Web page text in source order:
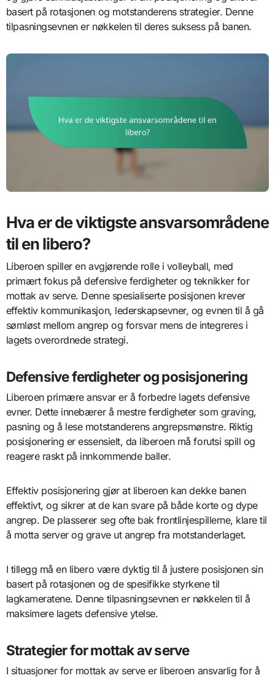
basert på rotasjonen og motstanderens strategier. Denne
tilpasningsevnen er nøkkelen til deres suksess på banen.
Hva er de viktigste ansvarsområdene
til en libero?
Liberoen spiller en avgjørende rolle i volleyball, med
primært fokus på defensive ferdigheter og teknikker for
mottak av serve. Denne spesialiserte posisjonen krever
effektiv kommunikasjon, lederskapsevner, og evnen til å gå
sømløst mellom angrep og forsvar mens de integreres i
lagets overordnede strategi.
Defensive ferdigheter og posisjonering
Liberoen primære ansvar er å forbedre lagets defensive
evner. Dette innebærer å mestre ferdigheter som graving,
pasning og å lese motstanderens angrepsmønstre. Riktig
posisjonering er essensielt, da liberoen må forutsi spill og
reagere raskt på innkommende baller.
Effektiv posisjonering gjør at liberoen kan dekke banen
effektivt, og sikrer at de kan svare på både korte og dype
angrep. De plasserer seg ofte bak frontlinjespillerne, klare til
å motta server og grave ut angrep fra motstanderlaget.
I tillegg må en libero være dyktig til å justere posisjonen sin
basert på rotasjonen og de spesifikke styrkene til
lagkameratene. Denne tilpasningsevnen er nøkkelen til å
maksimere lagets defensive ytelse.
Strategier for mottak av serve
I situasjoner for mottak av serve er liberoen ansvarlig for å